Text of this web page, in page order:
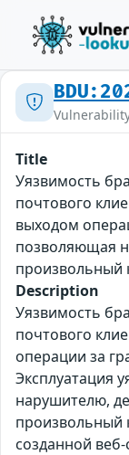
Title
Уязвимость
почтового
выходом
позволяющая
произвольный
Description
Уязвимость
почтового
операции за
Эксплуатация
нарушителю,
произвольный
созданной